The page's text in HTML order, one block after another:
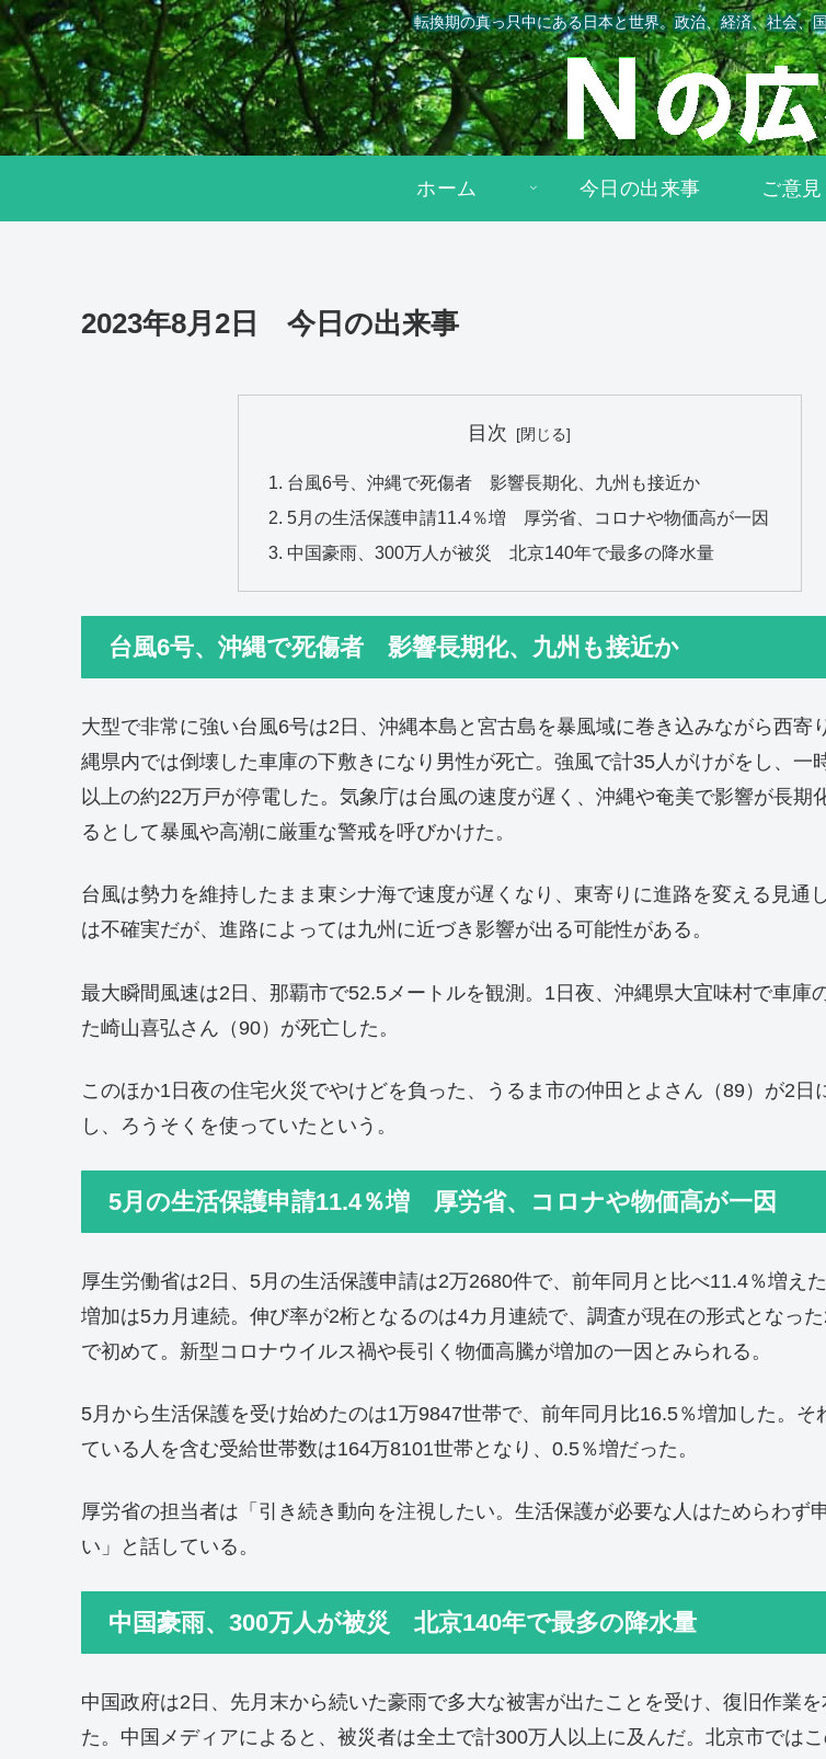
転換期の真っ只中にある日本と世界。政治、経済、社会、
ホーム 今日の出来事 ご意
2023年8月2日 今日の出来事
目次
台風6号、沖縄で死傷者 影響長期化、九州も接近か
5月の生活保護申請11.4％増 厚労省、コロナや物価高が一因
中国豪雨、300万人が被災 北京140年で最多の降水量
台風6号、沖縄で死傷者 影響長期化、九州も接近か
大型で非常に強い台風6号は2日、沖縄本島と宮古島を暴風域に巻き込みながら西寄
縄県内では倒壊した車庫の下敷きになり男性が死亡。強風で計35人がけがをし、一
以上の約22万戸が停電した。気象庁は台風の速度が遅く、沖縄や奄美で影響が長期
るとして暴風や高潮に厳重な警戒を呼びかけた。
台風は勢力を維持したまま東シナ海で速度が遅くなり、東寄りに進路を変える見通
は不確実だが、進路によっては九州に近づき影響が出る可能性がある。
最大瞬間風速は2日、那覇市で52.5メートルを観測。1日夜、沖縄県大宜味村で車庫
た崎山喜弘さん（90）が死亡した。
このほか1日夜の住宅火災でやけどを負った、うるま市の仲田とよさん（89）が2日
し、ろうそくを使っていたという。
5月の生活保護申請11.4％増 厚労省、コロナや物価高が一因
厚生労働省は2日、5月の生活保護申請は2万2680件で、前年同月と比べ11.4％増えた
増加は5カ月連続。伸び率が2桁となるのは4カ月連続で、調査が現在の形式となっ
で初めて。新型コロナウイルス禍や長引く物価高騰が増加の一因とみられる。
5月から生活保護を受け始めたのは1万9847世帯で、前年同月比16.5％増加した。そ
ている人を含む受給世帯数は164万8101世帯となり、0.5％増だった。
厚労省の担当者は「引き続き動向を注視したい。生活保護が必要な人はためらわず
い」と話している。
中国豪雨、300万人が被災 北京140年で最多の降水量
中国政府は2日、先月末から続いた豪雨で多大な被害が出たことを受け、復旧作業
た。中国メディアによると、被災者は全土で計300万人以上に及んだ。北京市では